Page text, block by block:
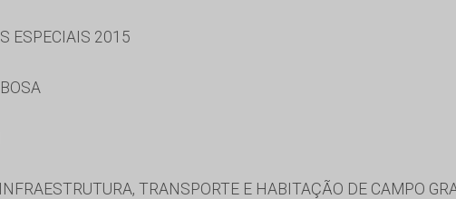
ESPECIAIS 2015
TRANSPORTE E HABITAÇÃO DE CAMPO